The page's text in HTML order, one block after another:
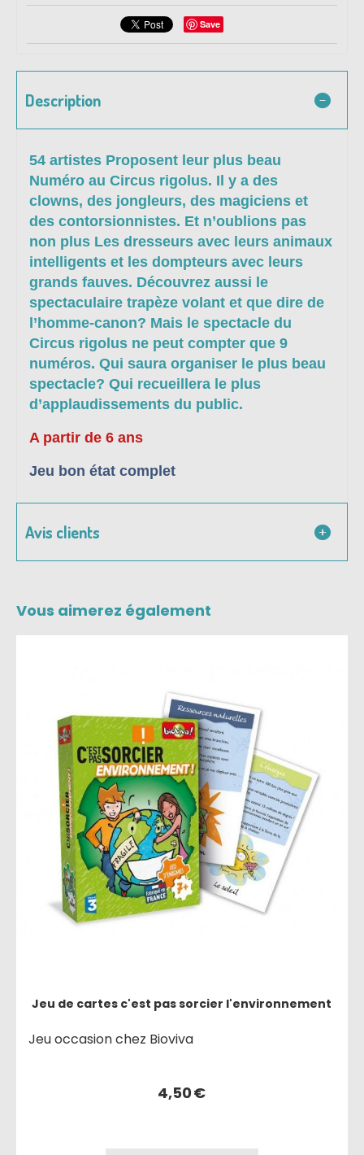
Save
Description
54 artistes Proposent leur plus beau
Numéro au Circus rigolus. Il y a des
clowns, des jongleurs, des magiciens et
des contorsionnistes. Et n’oublions pas
non plus Les dresseurs avec leurs animaux
intelligents et les dompteurs avec leurs
grands fauves. Découvrez aussi le
spectaculaire trapèze volant et que dire de
l’homme-canon? Mais le spectacle du
Circus rigolus ne peut compter que 9
numéros. Qui saura organiser le plus beau
spectacle? Qui recueillera le plus
d’applaudissements du public.
A partir de 6 ans
Jeu bon état complet
Avis clients
Vous aimerez également
Jeu de cartes c'est pas sorcier l'environnement
Jeu occasion chez Bioviva
4,50€